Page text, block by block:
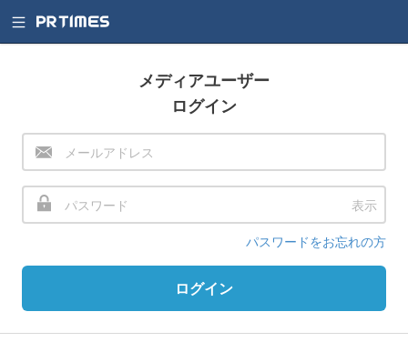
メディアユーザー
ログイン
表示
パスワードをお忘れの方
ログイン